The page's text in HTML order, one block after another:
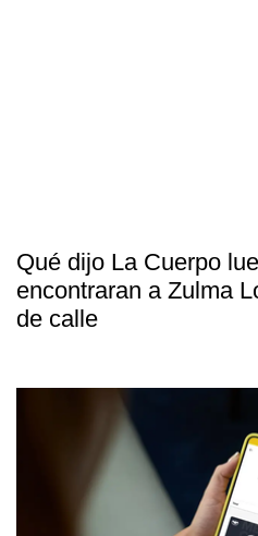
Qué dijo La Cuerpo
encontraran a Zulma
de calle